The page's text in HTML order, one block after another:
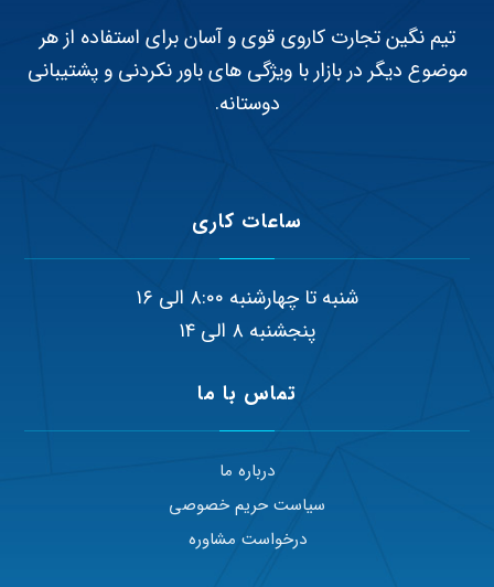
تیم نگین تجارت کاروی قوی و آسان برای استفاده از هر
موضوع دیگر در بازار با ویژگی های باور نکردنی و پشتیبانی
دوستانه.
ساعات کاری
شنبه تا چهارشنبه ۸:۰۰ الی ۱۶
پنجشنبه ۸ الی ۱۴
تماس با ما
درباره ما
سیاست حریم خصوصی
درخواست مشاوره